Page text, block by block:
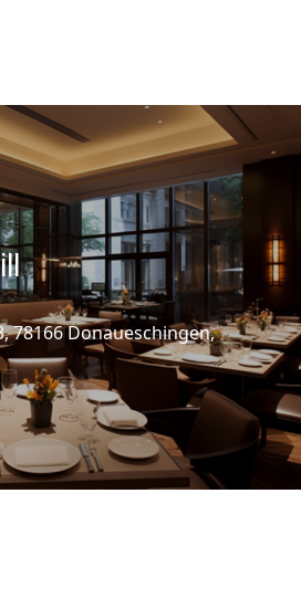
78166 Donaueschingen,